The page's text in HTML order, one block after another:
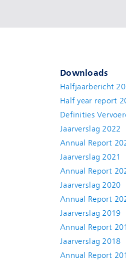
Downloads
Halfjaarbericht
Half year report
Definities
Jaarverslag 2022
Annual Report
Jaarverslag 2021
Annual Report
Jaarverslag 2020
Annual Report
Jaarverslag 2019
Annual Report
Jaarverslag 2018
Annual Report